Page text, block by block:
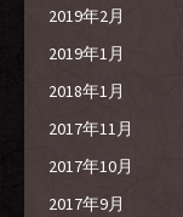
2019年2月
2019年1月
2018年1月
2017年11月
2017年10月
2017年9月